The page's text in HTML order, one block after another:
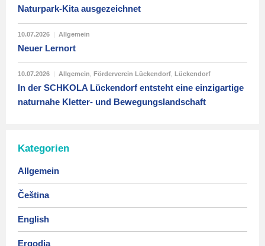
Naturpark-Kita ausgezeichnet
10.07.2026 | Allgemein
Neuer Lernort
10.07.2026 | Allgemein Förderverein Lückendorf Lückendorf
In der SCHKOLA Lückendorf entsteht eine einzigartige
naturnahe Kletter- und Bewegungslandschaft
Kategorien
Allgemein
Čeština
English
Ergodia